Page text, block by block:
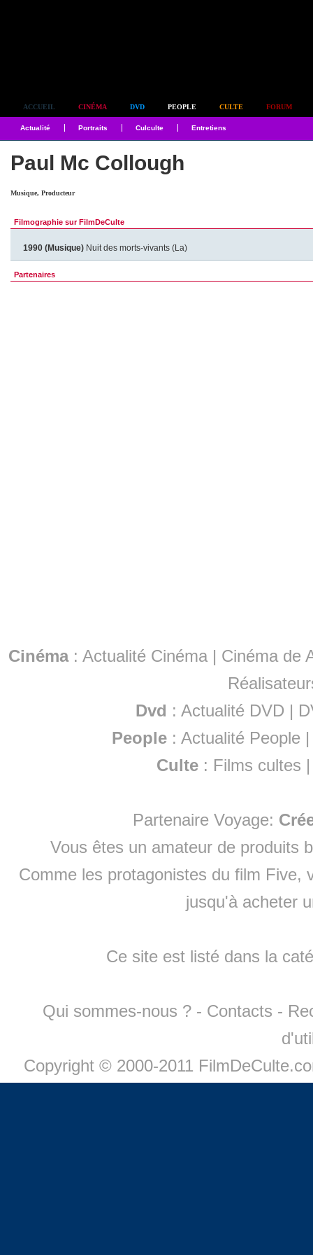
ACCUEIL CINÉMA DVD PEOPLE CULTE FORUM
Actualité Portraits Culculte Entretiens
Paul Mc Collough
Musique, Producteur
Filmographie sur FilmDeCulte
1990 (Musique) Nuit des morts-vivants (La)
Partenaires
Cinéma: Actualité Cinéma | Cinéma de
Dvd : Actualité DVD |
People :Actualité People
Culte : Films cultes
Partenaire Voyage:
Vous êtes un amateur de produits
Comme les protagonistes du film Five,
jusqu'à acheter
Ce site est listé dans la
Qui sommes-nous ? - Contacts -
Copyright © 2000-2011